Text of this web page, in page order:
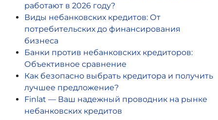
работают в 2026 году?
Виды небанковских кредитов: От
потребительских до финансирования
бизнеса
Банки против небанковских кредиторов:
Объективное сравнение
Как безопасно выбрать кредитора и получить
лучшее предложение?
Finlat — Ваш надежный проводник на рынке
небанковских кредитов